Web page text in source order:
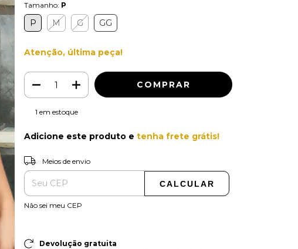
Tamanho: P
P M G GG
Atenção, última peça!
1 em estoque
Adicione este produto e tenha frete grátis!
Entregas para o CEP:
Meios de envio
CALCULAR
Não sei meu CEP
Devolução gratuita